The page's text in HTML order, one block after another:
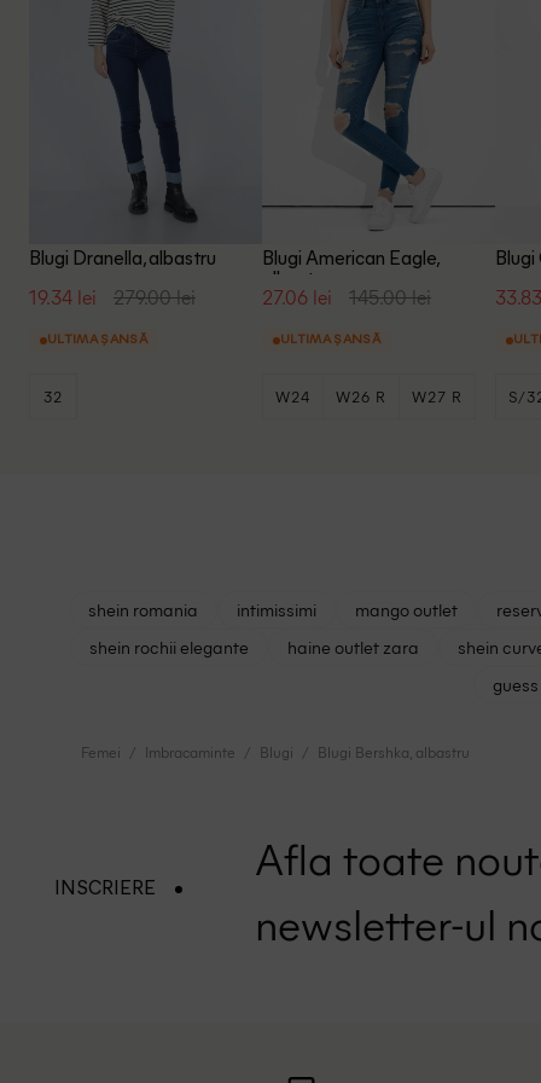
Blugi Dranella, albastru
19.34 lei 279.00 lei
ULTIMA ȘANSĂ
32
Blugi American Eagle,
albastru
27.06 lei 145.00 lei
ULTIMA ȘANSĂ
W24 W26 R W27 R
Blugi
S/
shein romania intimissimi mango outlet
shein rochii elegante
haine outlet zara
shein
Femei Imbracaminte Blugi Blugi Bershka, albastru
INSCRIERE
Afla toate
newsletter-ul